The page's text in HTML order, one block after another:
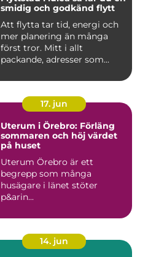
smidig och godkänd flytt
Att flytta tar tid, energi och
mer planering än många
först tror. Mitt i allt
packande, adresser som...
17. jun
Uterum i Örebro: Förläng
sommaren och höj värdet
på huset
Uterum Örebro är ett
begrepp som många
husägare i länet stöter
p&arin...
14. jun